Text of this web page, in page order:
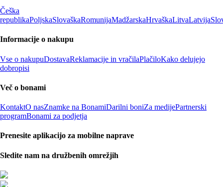
Češka
republikaPoljskaSlovaškaRomunijaMadžarskaHrvaškaLitvaLatvija
Informacije o nakupu
Vse o nakupuDostavaReklamacije in vračilaPlačiloKako delujejo
dobropisi
Več o bonami
KontaktO nasZnamke na BonamiDarilni boniZa medijePartnerski
programBonami za podjetja
Prenesite aplikacijo za mobilne naprave
Sledite nam na družbenih omrežjih